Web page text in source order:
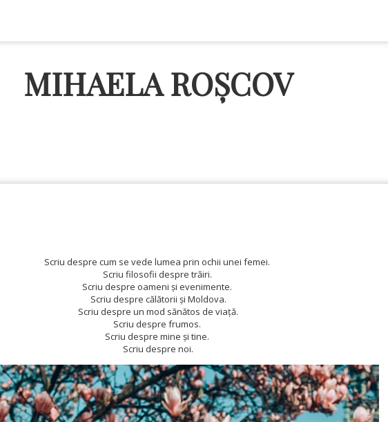
MIHAELA ROȘCOV
Scriu despre cum se vede lumea prin ochii unei femei.
Scriu filosofii despre trăiri.
Scriu despre oameni și evenimente.
Scriu despre călătorii și Moldova.
Scriu despre un mod sănătos de viață.
Scriu despre frumos.
Scriu despre mine și tine.
Scriu despre noi.